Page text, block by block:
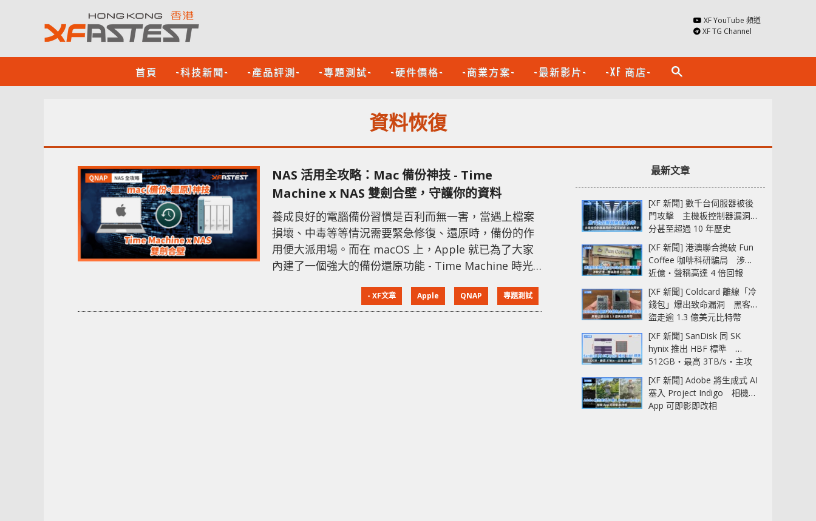
XF YouTube 頻道
XF TG Channel
首頁 -科技新聞- -產品評測- -專題測試- -硬件價格- -商業方案- -最新影片- -XF 商店- search
資料恢復
NAS 活用全攻略：Mac 備份神技 - Time
Machine x NAS 雙劍合壁，守護你的資料
養成良好的電腦備份習慣是百利而無一害，當遇上檔案
損壞、中毒等等情況需要緊急修復、還原時，備份的作
用便大派用場。而在 macOS 上，Apple 就已為了大家
內建了一個強大的備份還原功能 - Time Machine 時光
案，或恢復到更早的狀態。此外，Time Machine 亦能
夠整機備份，讓你將資料轉移到新的 Mac 設備、重新安
- XF文章 Apple QNAP 專題測試
最新文章
[XF 新聞] 數千台伺服器被後
門攻擊 主機板控制器漏洞部
分甚至超過 10 年歷史
[XF 新聞] 港澳聯合搗破 Fun
Coffee 咖啡科研騙局 涉款
近億‧聲稱高達 4 倍回報
[XF 新聞] Coldcard 離線「冷
錢包」爆出致命漏洞 黑客已
盜走逾 1.3 億美元比特幣
[XF 新聞] SanDisk 同 SK
hynix 推出 HBF 標準
512GB‧最高 3TB/s‧主攻
AI 記憶體
[XF 新聞] Adobe 將生成式 AI
塞入 Project Indigo 相機
App 可即影即改相